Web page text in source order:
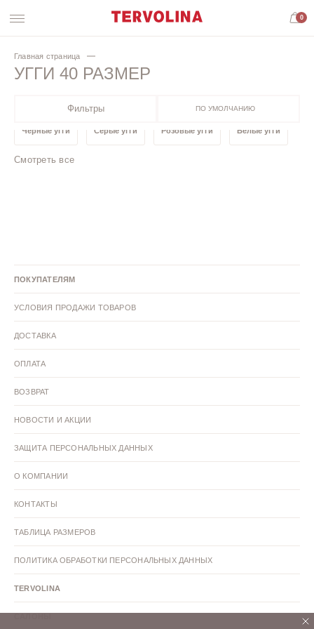
0
Главная страница
УГГИ 40 РАЗМЕР
Фильтры ПО УМОЛЧАНИЮ
Черные угги Серые угги Розовые угги Белые угги
Угги 37 размер
Смотреть все
ПОКУПАТЕЛЯМ
УСЛОВИЯ ПРОДАЖИ ТОВАРОВ
ДОСТАВКА
ОПЛАТА
ВОЗВРАТ
НОВОСТИ И АКЦИИ
ЗАЩИТА ПЕРСОНАЛЬНЫХ ДАННЫХ
О КОМПАНИИ
КОНТАКТЫ
ТАБЛИЦА РАЗМЕРОВ
ПОЛИТИКА ОБРАБОТКИ ПЕРСОНАЛЬНЫХ ДАННЫХ
TERVOLINA